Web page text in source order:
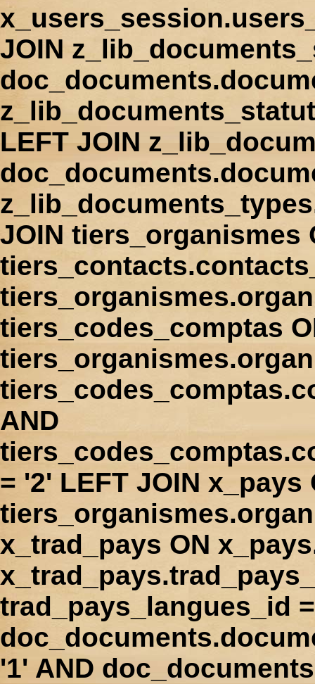
JOIN
LEFT JOIN
JOIN tiers_organismes
tiers_codes_comptas
AND
= '2' LEFT JOIN
x_trad_pays ON
trad_pays_langues_id
'1' AND